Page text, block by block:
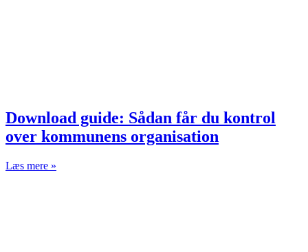
Download guide: Sådan får du kontrol
over kommunens organisation
Læs mere »